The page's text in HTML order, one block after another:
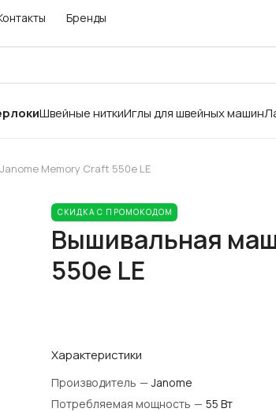
Бренды
Швейные ниткиИглы для швейных машин
Memory Craft 550e LE
СКИДКА С ПРОМОКОДОМ
Вышивальная
550e LE
Характеристики
Производитель — Janome
Потребляемая мощность — 55 Вт